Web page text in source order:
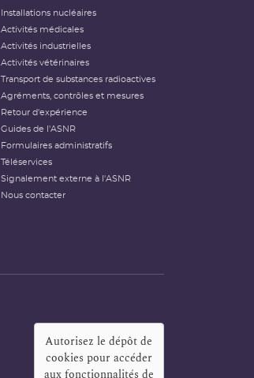
Installations nucléaires
Activités médicales
Activités industrielles
Activités vétérinaires
Transport de substances radioactives
Agréments, contrôles et mesures
Retour d'expérience
Guides de l'ASNR
Formulaires administratifs
Téléservices
Signalement externe à l'ASNR
Nous contacter
Autorisez le dépôt de
cookies pour accéder